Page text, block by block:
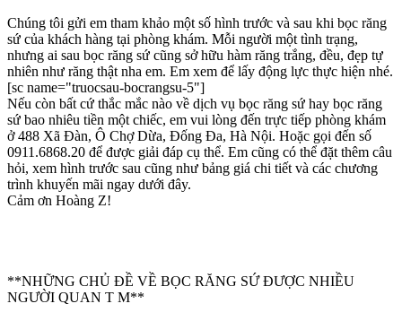
Chúng tôi gửi em tham khảo một số hình trước và sau khi bọc răng
sứ của khách hàng tại phòng khám. Mỗi người một tình trạng,
nhưng ai sau bọc răng sứ cũng sở hữu hàm răng trắng, đều, đẹp tự
nhiên như răng thật nha em. Em xem để lấy động lực thực hiện nhé.
[sc name="truocsau-bocrangsu-5"]
Nếu còn bất cứ thắc mắc nào về dịch vụ bọc răng sứ hay bọc răng
sứ bao nhiêu tiền một chiếc, em vui lòng đến trực tiếp phòng khám
ở 488 Xã Đàn, Ô Chợ Dừa, Đống Đa, Hà Nội. Hoặc gọi đến số
0911.6868.20 để được giải đáp cụ thể. Em cũng có thể đặt thêm câu
hỏi, xem hình trước sau cũng như bảng giá chi tiết và các chương
trình khuyến mãi ngay dưới đây.
Cảm ơn Hoàng Z!
**NHỮNG CHỦ ĐỀ VỀ BỌC RĂNG SỨ ĐƯỢC NHIỀU
NGƯỜI QUAN T M**